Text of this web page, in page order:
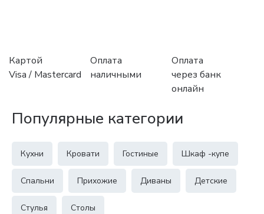
Картой
Visa / Mastercard
Оплата
наличными
Оплата
через банк
онлайн
Популярные категории
Кухни Кровати Гостиные Шкаф -купе
Спальни Прихожие Диваны Детские
Стулья Столы